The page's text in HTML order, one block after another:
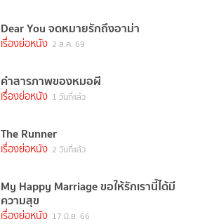
Dear You จดหมายรักถึงอาม่า
เรื่องย่อหนัง 2 ส.ค. 69
คำสารภาพของหมอผี
เรื่องย่อหนัง 1 วันที่แล้ว
The Runner
เรื่องย่อหนัง 2 วันที่แล้ว
My Happy Marriage ขอให้รักเรานี้ได้มี
ความสุข
เรื่องย่อหนัง 17 มิ.ย. 66